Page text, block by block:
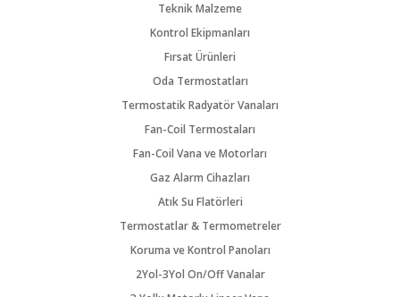
Teknik Malzeme
Kontrol Ekipmanları
Fırsat Ürünleri
Oda Termostatları
Termostatik Radyatör Vanaları
Fan-Coil Termostaları
Fan-Coil Vana ve Motorları
Gaz Alarm Cihazları
Atık Su Flatörleri
Termostatlar & Termometreler
Koruma ve Kontrol Panoları
2Yol-3Yol On/Off Vanalar